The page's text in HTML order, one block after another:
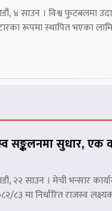
४ साउन । विश्व फुटबलमा
रूपमा स्थापित भएका
सङ्कलनमा सुधार, एक
२२ साउन । मेची भन्सार
८३ मा निर्धारित राजस्व